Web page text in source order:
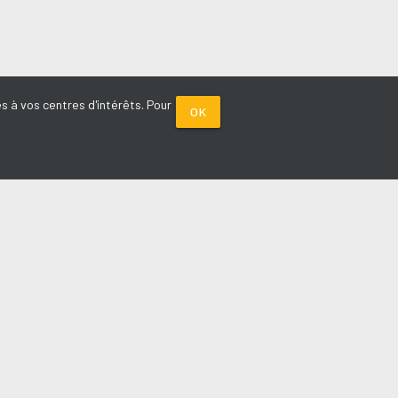
à vos centres d'intérêts. Pour
OK